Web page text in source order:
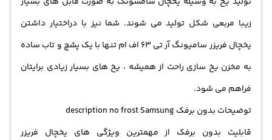
زیبا مربعی شکل تولید می شوند. شما نیز با دراختیار داشتن
یخچال فریزر سامیونگ آر تی 63 اف ام تنها با یک پشچ و تاب ساده
به مخزن یخ سازی راحت از همیشه ، یخ های بسیار زیادی برایتان
فراهم می شود.
توضیحات بدون برفک description no frost Samsung
قابلیت بدون برفک از مهمترین ویژگی های یخچال فریزر